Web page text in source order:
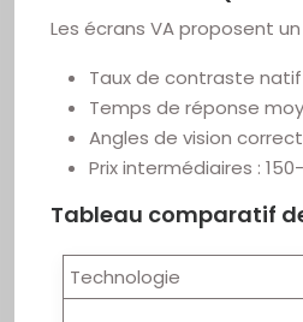
Les écrans VA proposent
Taux de contraste natif
Temps de réponse
Angles de vision
Prix intermédiaires :
Tableau comparatif
Technologie